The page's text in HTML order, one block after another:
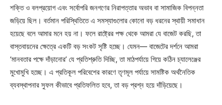
শক্তি ও বলপ্রয়োগ এবং সর্বোপরি জনগণের নিরাপত্তার অভাব বা সামাজিক বিপন্নতা
জড়িয়ে ছিল। বর্তমান পরিস্থিতিতে এ সমস্যাগুলোর কোনো বড় ধরনের স্থায়ী সমাধান
হয়েছে বলে আমার মনে হয় না। ফলে রাষ্ট্রের পক্ষ থেকে আমরা যে বাজেট করছি, তা
বাস্তবায়নের ক্ষেত্রে একটি বড় সংকট সৃষ্টি হচ্ছে। যেমন— বাজেটের দর্শনে আমরা
‘মানবতার পক্ষে দাঁড়ানোর’ যে প্রতিশ্রুতি দিচ্ছি, তা মাঠপর্যায়ে গিয়ে কঠিন চ্যালেঞ্জের
মুখোমুখি হচ্ছে। এ প্রতিকূল পরিবেশের কারণে তৃণমূল পর্যায়ে সামষ্টিক অর্থনৈতিক
ব্যবস্থাপনার সুফল কীভাবে প্রতিফলিত হবে, তা বড় প্রশ্ন হয়ে দাঁড়িয়েছে।